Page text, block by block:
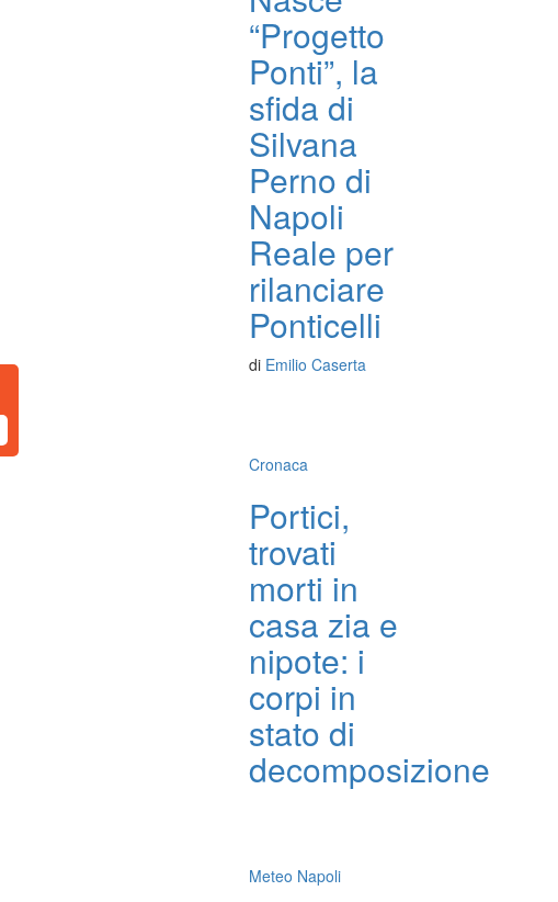
“Progetto
Ponti”, la
sfida di
Silvana
Perno di
Napoli
Reale per
rilanciare
Ponticelli
di Emilio Caserta
Cronaca
Portici,
trovati
morti in
casa zia e
nipote: i
corpi in
stato di
decomposizione
Meteo Napoli